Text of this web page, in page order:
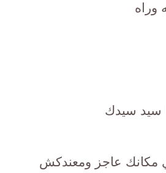
وراه
سيد سيدك
مكانك عاجز ومعندكش